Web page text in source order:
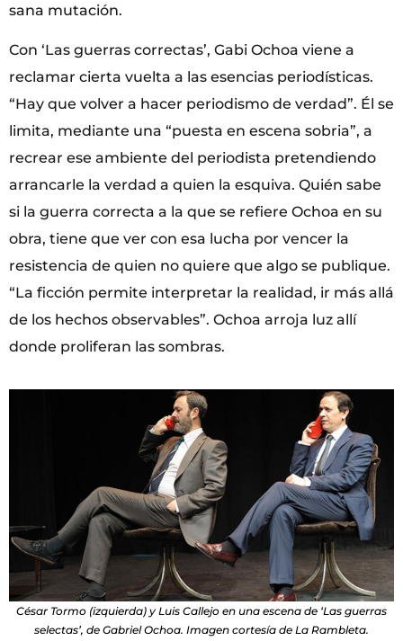
sana mutación.
Con ‘Las guerras correctas’, Gabi Ochoa viene a
reclamar cierta vuelta a las esencias periodísticas.
“Hay que volver a hacer periodismo de verdad”. Él se
limita, mediante una “puesta en escena sobria”, a
recrear ese ambiente del periodista pretendiendo
arrancarle la verdad a quien la esquiva. Quién sabe
si la guerra correcta a la que se refiere Ochoa en su
obra, tiene que ver con esa lucha por vencer la
resistencia de quien no quiere que algo se publique.
“La ficción permite interpretar la realidad, ir más allá
de los hechos observables”. Ochoa arroja luz allí
donde proliferan las sombras.
César Tormo (izquierda) y Luis Callejo en una escena de ‘Las guerras
selectas’, de Gabriel Ochoa. Imagen cortesía de La Rambleta.